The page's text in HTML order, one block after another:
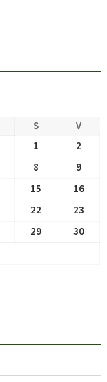
S
V
1
2
8
9
15
16
22
23
29
30